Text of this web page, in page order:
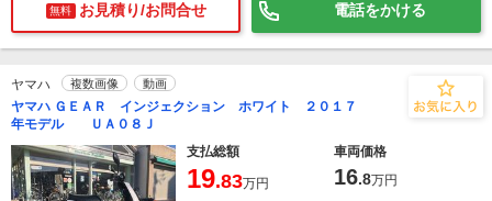
無料 お見積り/お問合せ 電話をかける
ヤマハ 複数画像 動画
ヤマハ ＧＥＡＲ インジェクション ホワイト ２０１７
年モデル ＵＡ０８Ｊ
支払総額
車両価格
19.83万円 16.8万円